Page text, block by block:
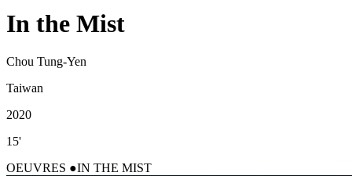
In the Mist
Chou Tung-Yen
Taiwan
2020
15'
OEUVRES
IN THE MIST